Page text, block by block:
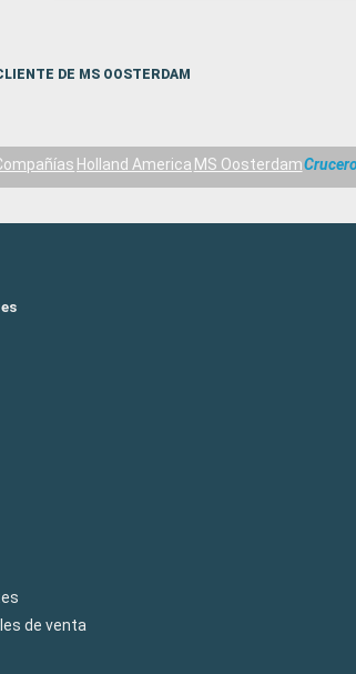
DE MS OOSTERDAM
Holland America MS Oosterdam
de venta